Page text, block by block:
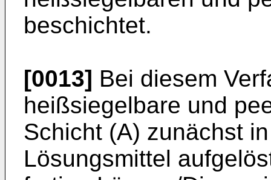
beschichtet.
[0013] Bei diesem
heißsiegelbare und
Schicht (A) zunächst
Lösungsmittel